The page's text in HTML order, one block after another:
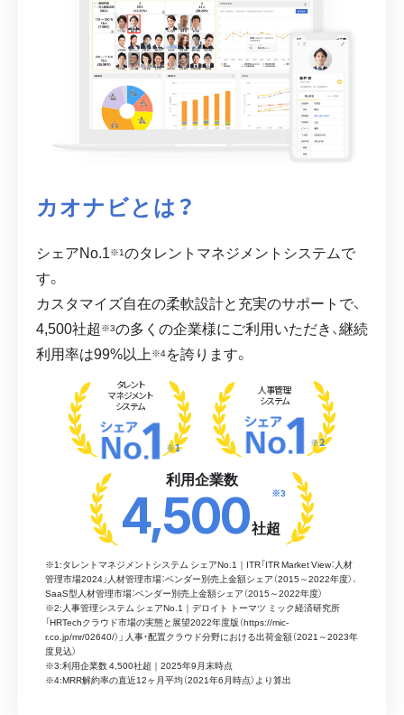
カオナビとは？
シェアNo.1※1のタレントマネジメントシステムで
す。
カスタマイズ自在の柔軟設計と充実のサポートで、
4,500社超 ※3の多くの企業様にご利用いただき、継続
利用率は99%以上 ※4を誇ります。
タレント
マネジメント
システム
※1
人事管理
システム
※2
利用企業数
4,500社超
※3
※1:タレントマネジメントシステム シェアNo.1｜ITR「ITR Market View：人材
管理市場2024」人材管理市場：ベンダー別売上金額シェア（2015～2022年度）、
SaaS型人材管理市場：ベンダー別売上金額シェア（2015～2022年度）
※2:人事管理システム シェアNo.1｜デロイト トーマツ ミック経済研究所
「HRTechクラウド市場の実態と展望2022年度版（https://mic-
r.co.jp/mr/02640/）」 人事・配置クラウド分野における出荷金額（2021～2023年
度見込）
※3:利用企業数 4,500社超｜2025年9月末時点
※4:MRR解約率の直近12ヶ月平均（2021年6月時点）より算出